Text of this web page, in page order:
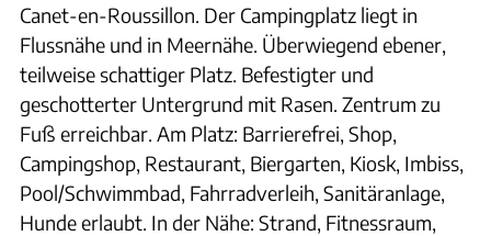
Canet-en-Roussillon. Der Campingplatz liegt in
Flussnähe und in Meernähe. Überwiegend ebener,
teilweise schattiger Platz. Befestigter und
geschotterter Untergrund mit Rasen. Zentrum zu
Fuß erreichbar. Am Platz: Barrierefrei, Shop,
Campingshop, Restaurant, Biergarten, Kiosk, Imbiss,
Pool/Schwimmbad, Fahrradverleih, Sanitäranlage,
Hunde erlaubt. In der Nähe: Strand, Fitnessraum,